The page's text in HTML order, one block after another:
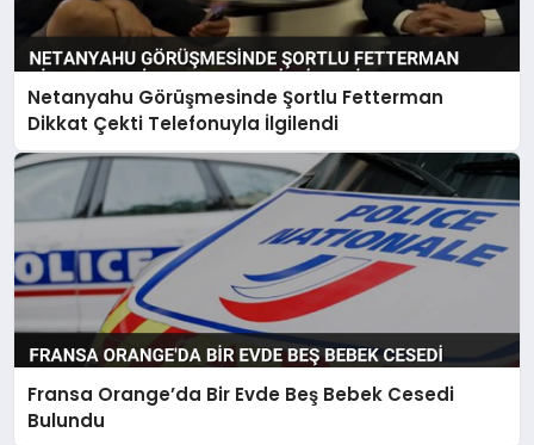
Netanyahu Görüşmesinde Şortlu Fetterman
Dikkat Çekti Telefonuyla İlgilendi
Fransa Orange’da Bir Evde Beş Bebek Cesedi
Bulundu